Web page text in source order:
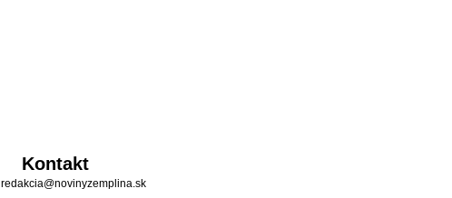
Kontakt
redakcia@novinyzemplina.sk